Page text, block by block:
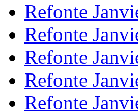
Refonte
Refonte
Refonte
Refonte
Refonte